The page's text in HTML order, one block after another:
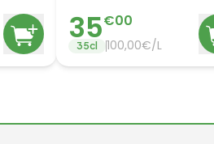
35€00
35cl 100,00€/L